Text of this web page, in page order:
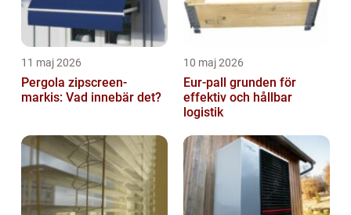
11 maj 2026
Pergola zipscreen-
markis: Vad innebär det?
10 maj 2026
Eur-pall grunden för
effektiv och hållbar
logistik